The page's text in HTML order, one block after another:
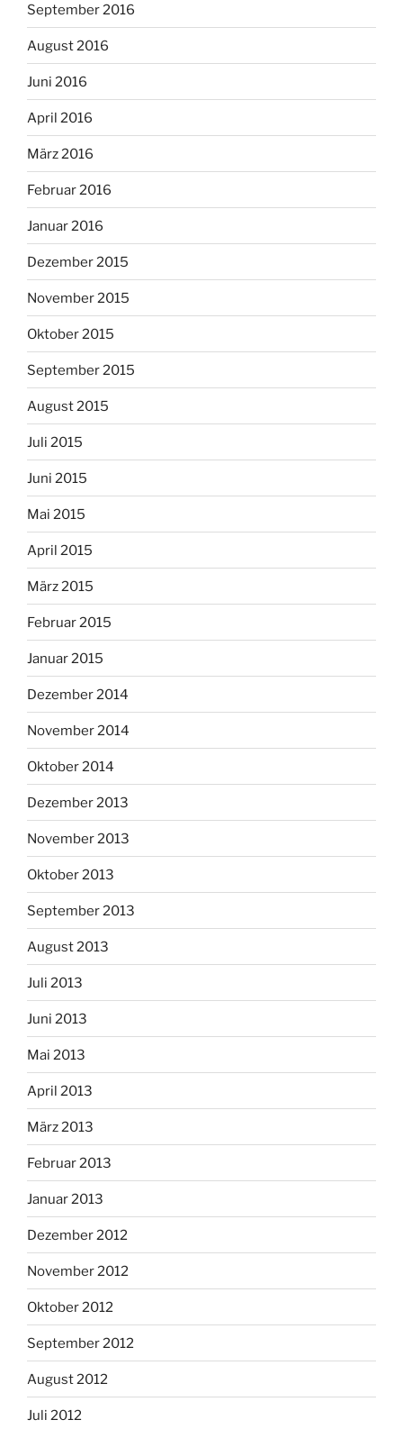
September 2016
August 2016
Juni 2016
April 2016
März 2016
Februar 2016
Januar 2016
Dezember 2015
November 2015
Oktober 2015
September 2015
August 2015
Juli 2015
Juni 2015
Mai 2015
April 2015
März 2015
Februar 2015
Januar 2015
Dezember 2014
November 2014
Oktober 2014
Dezember 2013
November 2013
Oktober 2013
September 2013
August 2013
Juli 2013
Juni 2013
Mai 2013
April 2013
März 2013
Februar 2013
Januar 2013
Dezember 2012
November 2012
Oktober 2012
September 2012
August 2012
Juli 2012